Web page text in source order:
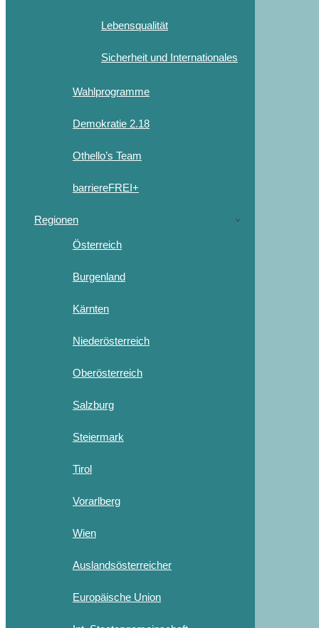
Lebensqualität
Sicherheit und Internationales
Wahlprogramme
Demokratie 2.18
Othello’s Team
barriereFREI+
Regionen
Österreich
Burgenland
Kärnten
Niederösterreich
Oberösterreich
Salzburg
Steiermark
Tirol
Vorarlberg
Wien
Auslandsösterreicher
Europäische Union